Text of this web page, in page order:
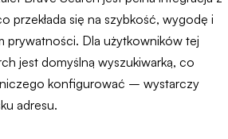
przekłada się na szybkość, wygodę i
prywatności. Dla użytkowników tej
jest domyślną wyszukiwarką, co
konfigurować – wystarczy
adresu.